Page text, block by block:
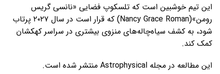
این تیم خوشبین است که تلسکوپ فضایی «نانسی گریس
رومن»(Nancy Grace Roman) که قرار است در سال ۲۰۲۷ پرتاب
شود، به کشف سیاه‌چاله‌های منزوی بیشتری در سراسر کهکشان
کمک کند.
این مطالعه در مجله Astrophysical منتشر شده است.